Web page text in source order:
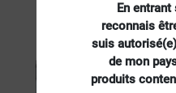
En
reconnais
suis
de mon
produits